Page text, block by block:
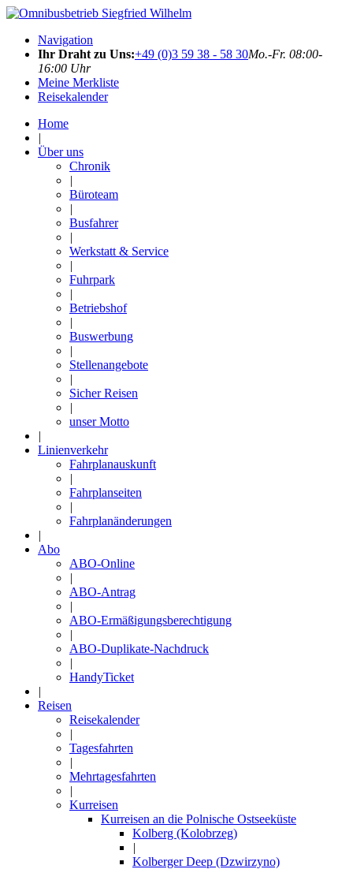
Navigation
Ihr Draht zu Uns:+49 (0)3 59 38 - 58 30Mo.-Fr. 08:00-
16:00 Uhr
Meine Merkliste
Reisekalender
Home
|
Über uns
Chronik
|
Büroteam
|
Busfahrer
|
Werkstatt & Service
|
Fuhrpark
|
Betriebshof
|
Buswerbung
|
Stellenangebote
|
Sicher Reisen
|
unser Motto
|
Linienverkehr
Fahrplanauskunft
|
Fahrplanseiten
|
Fahrplanänderungen
|
Abo
ABO-Online
|
ABO-Antrag
|
ABO-Ermäßigungsberechtigung
|
ABO-Duplikate-Nachdruck
|
HandyTicket
|
Reisen
Reisekalender
|
Tagesfahrten
|
Mehrtagesfahrten
|
Kurreisen
Kurreisen an die Polnische Ostseeküste
Kolberg (Kolobrzeg)
|
Kolberger Deep (Dzwirzyno)